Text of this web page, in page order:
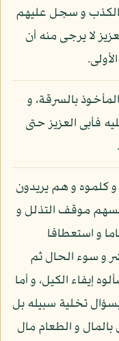
و سجل عليهم
لا يرجى منه أن
بالسرقة، و
فأبى العزيز حتى
كلموه و هم يريدون
موقف التذلل و
و استعطافا
و سوء الحال ثم
إيفاء الكيل، و أما
تخلية سبيله بل
و الطعام مال